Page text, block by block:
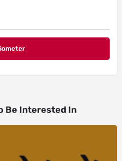
Be Interested In